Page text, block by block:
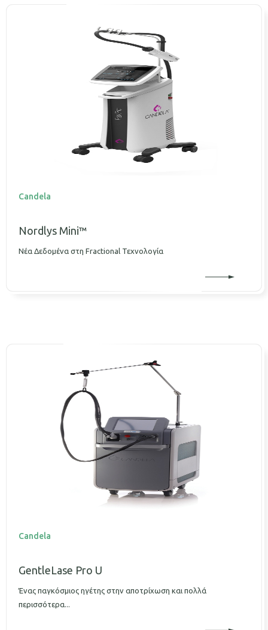
Candela
Nordlys Mini™
Νέα Δεδομένα στη Fractional Τεχνολογία
Candela
GentleLase Pro U
Ένας παγκόσμιος ηγέτης στην αποτρίχωση και πολλά
περισσότερα...